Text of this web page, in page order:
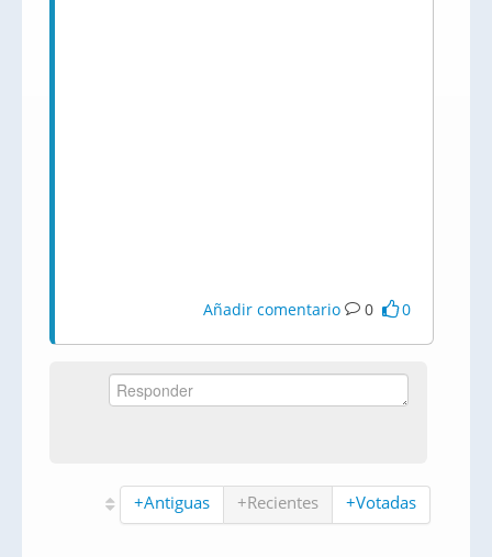
Añadir comentario 0 0
+Antiguas +Recientes +Votadas